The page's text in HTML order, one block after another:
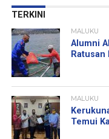
TERKINI
MALUKU
Alumni
Ratusan
MALUKU
Temui